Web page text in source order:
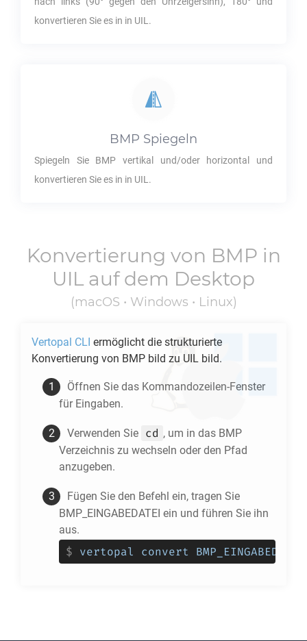
konvertieren Sie es in in UIL .
BMP Spiegeln
Spiegeln Sie BMP vertikal und/oder horizontal und
konvertieren Sie es in in UIL .
Konvertierung von BMP in
UIL auf dem Desktop
(macOS • Windows • Linux)
Vertopal CLI ermöglicht die strukturierte
Konvertierung von BMP bild zu UIL bild.
Öffnen Sie das Kommandozeilen-Fenster
für Eingaben.
Verwenden Sie cd , um in das BMP
Verzeichnis zu wechseln oder den Pfad
anzugeben.
Fügen Sie den Befehl ein, tragen Sie
BMP_EINGABEDATEI ein und führen Sie ihn
aus.
$ vertopal convert